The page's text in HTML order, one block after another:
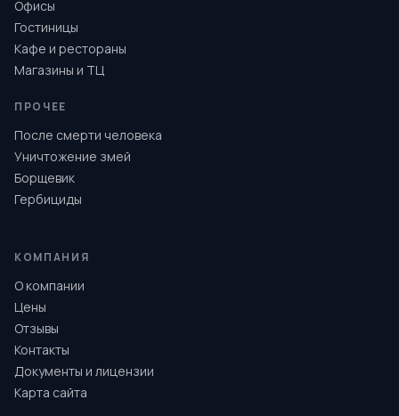
Офисы
Гостиницы
Кафе и рестораны
Магазины и ТЦ
ПРОЧЕЕ
После смерти человека
Уничтожение змей
Борщевик
Гербициды
КОМПАНИЯ
О компании
Цены
Отзывы
Контакты
Документы и лицензии
Карта сайта